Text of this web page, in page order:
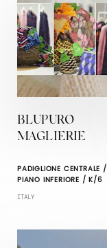
BLUPURO
MAGLIERIE
PADIGLIONE CENTRALE /
PIANO INFERIORE / K/6
ITALY